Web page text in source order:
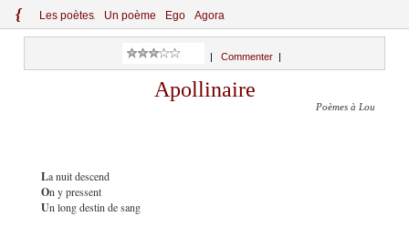
{ Les poètes Un poème Ego Agora
Commenter
Apollinaire
Poèmes à Lou
La nuit descend
On y pressent
Un long destin de sang